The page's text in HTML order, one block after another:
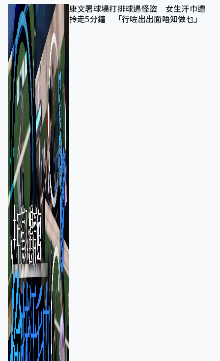
康文署球場打排球遇怪盜 女生汗巾遭
拎走5分鐘 「行咗出出面唔知做乜」